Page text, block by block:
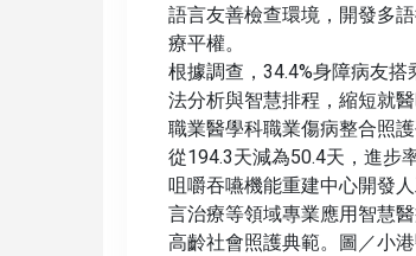
語言友善檢查環境，開發多
療平權。
根據調查，34.4%身障病友
法分析與智慧排程，縮短就
職業醫學科職業傷病整合照
從194.3天減為50.4天，進步率
咀嚼吞嚥機能重建中心開發
言治療等領域專業應用智慧
高齡社會照護典範。圖／小